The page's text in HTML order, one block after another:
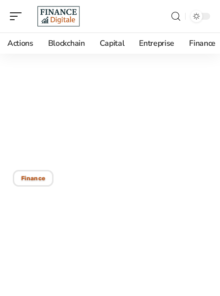
Actions Blockchain Capital Entreprise Finance
Finance